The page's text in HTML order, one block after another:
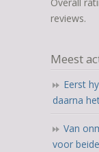
based
ratings
reviews.
Meest
Eerst
daarna
Van
voor